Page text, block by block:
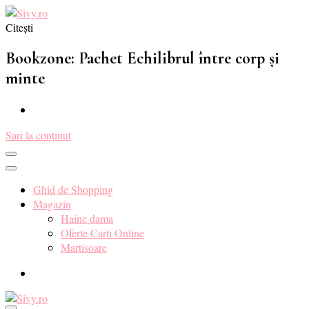
Sivy.ro ❤️
Sivy.ro este un sursa de inspiratie si un ghid de cumparare online
pentru tine. ❤️
Citești
Bookzone: Pachet Echilibrul între corp și
minte
Sari la conținut
Ghid de Shopping
Magazin
Haine dama
Oferte Carti Online
Martisoare